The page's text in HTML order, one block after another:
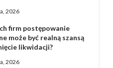
2026
firm postępowanie
może być realną szansą
likwidacji?
2026